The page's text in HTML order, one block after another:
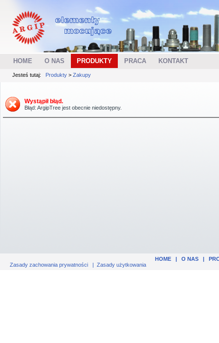
HOME O NAS PRODUKTY PRACA KONTAKT
Jesteś tutaj: Produkty > Zakupy
Wystąpił błąd.
Błąd: ArgipTree jest obecnie niedostępny.
HOME| O NAS|
Zasady zachowania prywatności | Zasady użytkowania